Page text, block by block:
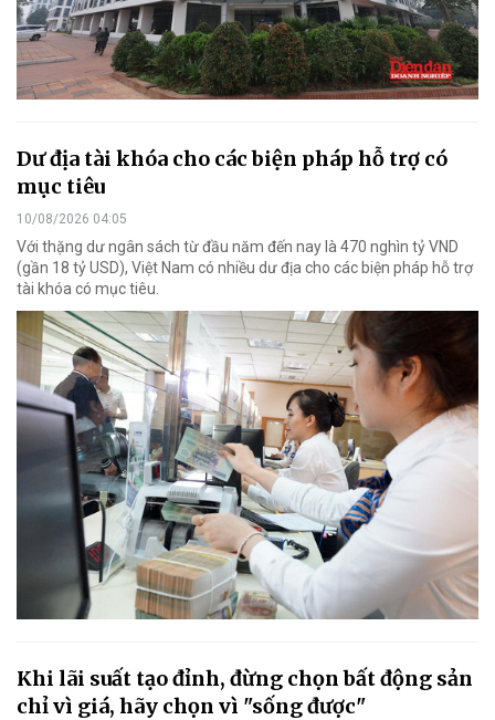
Dư địa tài khóa cho các biện pháp hỗ trợ có
mục tiêu
10/08/2026 04:05
Với thặng dư ngân sách từ đầu năm đến nay là 470 nghìn tỷ VND
(gần 18 tỷ USD), Việt Nam có nhiều dư địa cho các biện pháp hỗ trợ
tài khóa có mục tiêu.
Khi lãi suất tạo đỉnh, đừng chọn bất động sản
chỉ vì giá, hãy chọn vì "sống được"